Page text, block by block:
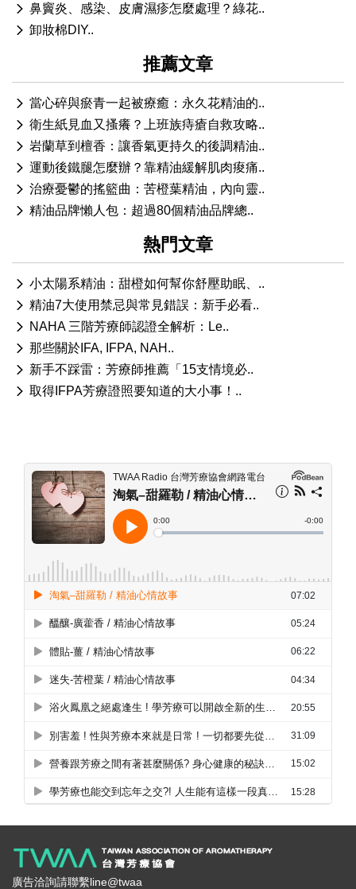
鼻竇炎、感染、皮膚濕疹怎麼處理？綠花..
卸妝棉DIY..
推薦文章
當心碎與瘀青一起被療癒：永久花精油的..
衛生紙見血又搔癢？上班族痔瘡自救攻略..
岩蘭草到檀香：讓香氣更持久的後調精油..
運動後鐵腿怎麼辦？靠精油緩解肌肉痠痛..
治療憂鬱的搖籃曲：苦橙葉精油，內向靈..
精油品牌懶人包：超過80個精油品牌總..
熱門文章
小太陽系精油：甜橙如何幫你舒壓助眠、..
精油7大使用禁忌與常見錯誤：新手必看..
NAHA 三階芳療師認證全解析：Le..
那些關於IFA, IFPA, NAH..
新手不踩雷：芳療師推薦「15支情境必..
取得IFPA芳療證照要知道的大小事！..
廣告洽詢請聯繫line@twaa